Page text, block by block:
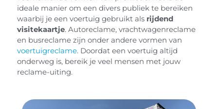
ideale manier om een divers publiek te bereiken
waarbij je een voertuig gebruikt als rijdend
visitekaartje. Autoreclame, vrachtwagenreclame
en busreclame zijn onder andere vormen van
voertuigreclame. Doordat een voertuig altijd
onderweg is, bereik je veel mensen met jouw
reclame-uiting.